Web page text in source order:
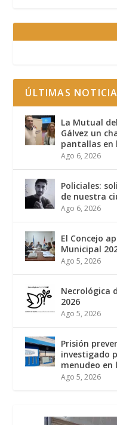
ÚLTIMAS
La Mutual
Gálvez un
pantallas en
Ago 6, 2026
Policiales:
de nuestra
Ago 6, 2026
El Concejo
Municipal
Ago 5, 2026
Necrológica
2026
Ago 5, 2026
Prisión
investigado
menudeo en
Ago 5, 2026